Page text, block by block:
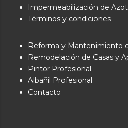
Impermeabilización de
Términos y condiciones
Reforma y Mantenimiento
Remodelación de Casas y
Pintor Profesional
Albañil Profesional
Contacto